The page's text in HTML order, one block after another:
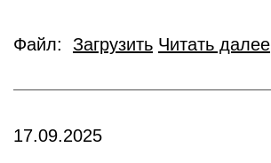
Файл: Загрузить Читать далее
17.09.2025